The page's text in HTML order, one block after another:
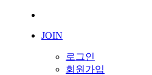
JOIN
로그인
회원가입